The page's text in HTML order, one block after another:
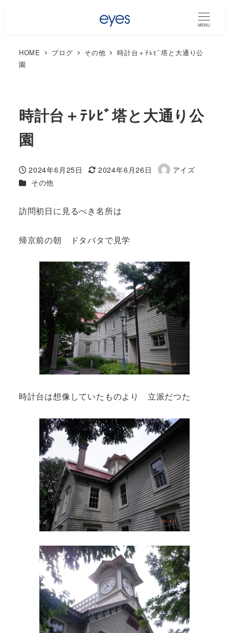
MENU
HOME ブログ その他
時計台＋ﾃﾚﾋﾞ塔と大通り公
園
時計台＋ﾃﾚﾋﾞ塔と大通り公
園
投稿日
2024年6月25日
更新日
2024年6月26日
著
アイズ
カテゴリー
その他
訪問初日に見るべき名所は
帰京前の朝 ドタバタで見学
時計台は想像していたものより 立派だつた